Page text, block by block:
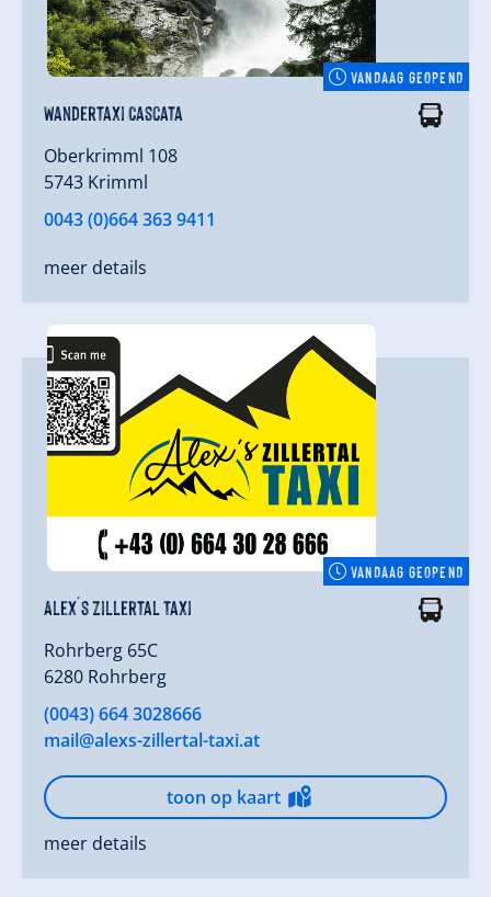
VANDAAG GEOPEND
Wandertaxi Cascata
Oberkrimml 108
5743 Krimml
0043 (0)664 363 9411
meer details
VANDAAG GEOPEND
Alex´s Zillertal Taxi
Rohrberg 65C
6280 Rohrberg
(0043) 664 3028666
mail@alexs-zillertal-taxi.at
toon op kaart
meer details